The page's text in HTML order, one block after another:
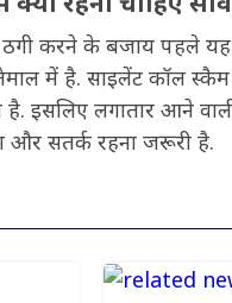
ठगी करने के बजाय पहले
में है. साइलेंट कॉल स्कैम
है. इसलिए लगातार आने
सतर्क रहना जरूरी है.